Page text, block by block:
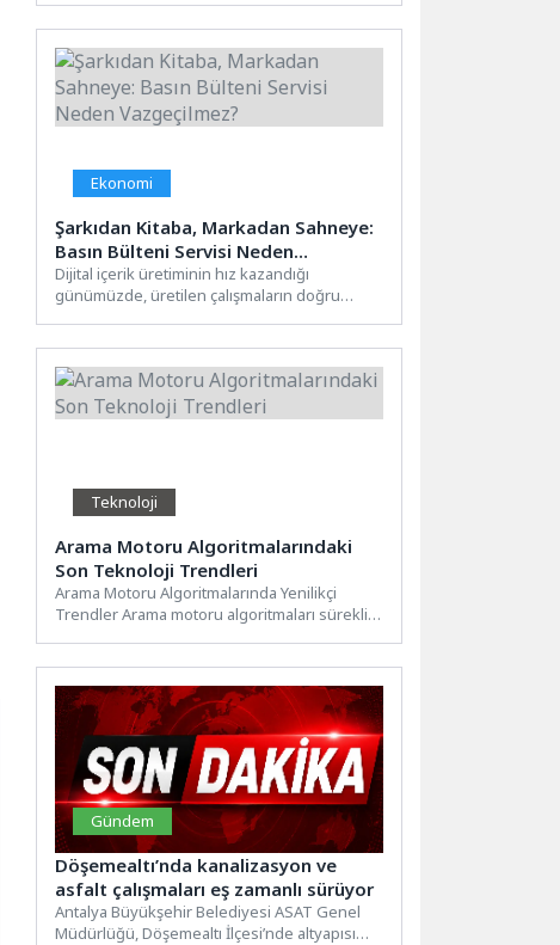
Ekonomi
Şarkıdan Kitaba, Markadan Sahneye:
Basın Bülteni Servisi Neden
Vazgeçilmez?
Dijital içerik üretiminin hız kazandığı
günümüzde, üretilen çalışmaların doğru
Teknoloji
Arama Motoru Algoritmalarındaki
Son Teknoloji Trendleri
Arama Motoru Algoritmalarında Yenilikçi
Trendler Arama motoru algoritmaları sürekli
Gündem
Döşemealtı’nda kanalizasyon ve
asfalt çalışmaları eş zamanlı sürüyor
Antalya Büyükşehir Belediyesi ASAT Genel
Müdürlüğü, Döşemealtı İlçesi’nde altyapısı